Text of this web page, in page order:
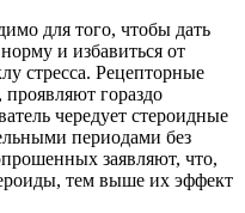
для того, чтобы дать
и избавиться от
стресса. Рецепторные
гораздо
чередует стероидные
периодами без
заявляют, что,
тем выше их эффект